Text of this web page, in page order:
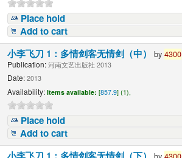
Place hold
Add to cart
小李飞刀 1：多情剑客无情剑（中）by4300
Publication: 河南文艺出版社 2013
Date: 2013
Availability: Items available: [857.9] (1),
Place hold
Add to cart